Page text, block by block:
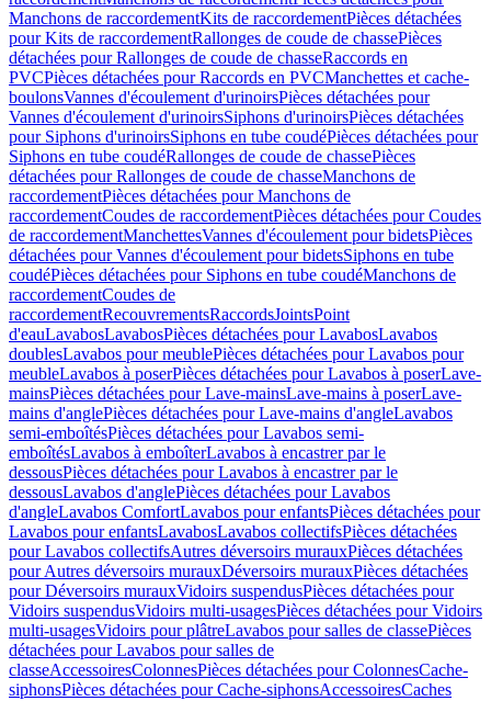
Manchons de raccordementKits de raccordementPièces détachées
pour Kits de raccordementRallonges de coude de chassePièces
détachées pour Rallonges de coude de chasseRaccords en
PVCPièces détachées pour Raccords en PVCManchettes et cache-
boulonsVannes d'écoulement d'urinoirsPièces détachées pour
Vannes d'écoulement d'urinoirsSiphons d'urinoirsPièces détachées
pour Siphons d'urinoirsSiphons en tube coudéPièces détachées pour
Siphons en tube coudéRallonges de coude de chassePièces
détachées pour Rallonges de coude de chasseManchons de
raccordementPièces détachées pour Manchons de
raccordementCoudes de raccordementPièces détachées pour Coudes
de raccordementManchettesVannes d'écoulement pour bidetsPièces
détachées pour Vannes d'écoulement pour bidetsSiphons en tube
coudéPièces détachées pour Siphons en tube coudéManchons de
raccordementCoudes de
raccordementRecouvrementsRaccordsJointsPoint
d'eauLavabosLavabosPièces détachées pour LavabosLavabos
doublesLavabos pour meublePièces détachées pour Lavabos pour
meubleLavabos à poserPièces détachées pour Lavabos à poserLave-
mainsPièces détachées pour Lave-mainsLave-mains à poserLave-
mains d'anglePièces détachées pour Lave-mains d'angleLavabos
semi-emboîtésPièces détachées pour Lavabos semi-
emboîtésLavabos à emboîterLavabos à encastrer par le
dessousPièces détachées pour Lavabos à encastrer par le
dessousLavabos d'anglePièces détachées pour Lavabos
d'angleLavabos ComfortLavabos pour enfantsPièces détachées pour
Lavabos pour enfantsLavabosLavabos collectifsPièces détachées
pour Lavabos collectifsAutres déversoirs murauxPièces détachées
pour Autres déversoirs murauxDéversoirs murauxPièces détachées
pour Déversoirs murauxVidoirs suspendusPièces détachées pour
Vidoirs suspendusVidoirs multi-usagesPièces détachées pour Vidoirs
multi-usagesVidoirs pour plâtreLavabos pour salles de classePièces
détachées pour Lavabos pour salles de
classeAccessoiresColonnesPièces détachées pour ColonnesCache-
siphonsPièces détachées pour Cache-siphonsAccessoiresCaches